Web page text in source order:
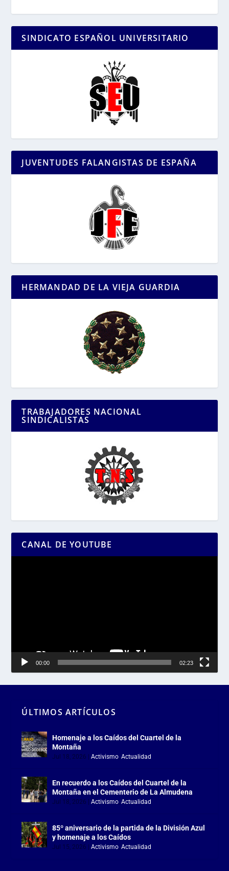
SINDICATO ESPAÑOL UNIVERSITARIO
JUVENTUDES FALANGISTAS DE ESPAÑA
HERMANDAD DE LA VIEJA GUARDIA
TRABAJADORES NACIONAL
SINDICALISTAS
CANAL DE YOUTUBE
00:00 02:23
ÚLTIMOS ARTÍCULOS
Homenaje a los Caídos del Cuartel de la
Montaña
Jul 18, 2026 |Activismo,Actualidad
En recuerdo a los Caídos del Cuartel de la
Montaña en el Cementerio de La Almudena
Jul 18, 2026 |Activismo,Actualidad
85º aniversario de la partida de la División Azul
y homenaje a los Caídos
Jul 15, 2026 |Activismo,Actualidad